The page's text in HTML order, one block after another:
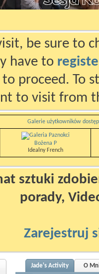
be sure to
have to
proceed. To
to visit from
Galerie użytkowników
Bożena P
Idealny French
sztuki
porady,
Zarejestruj
Jade's Activity O